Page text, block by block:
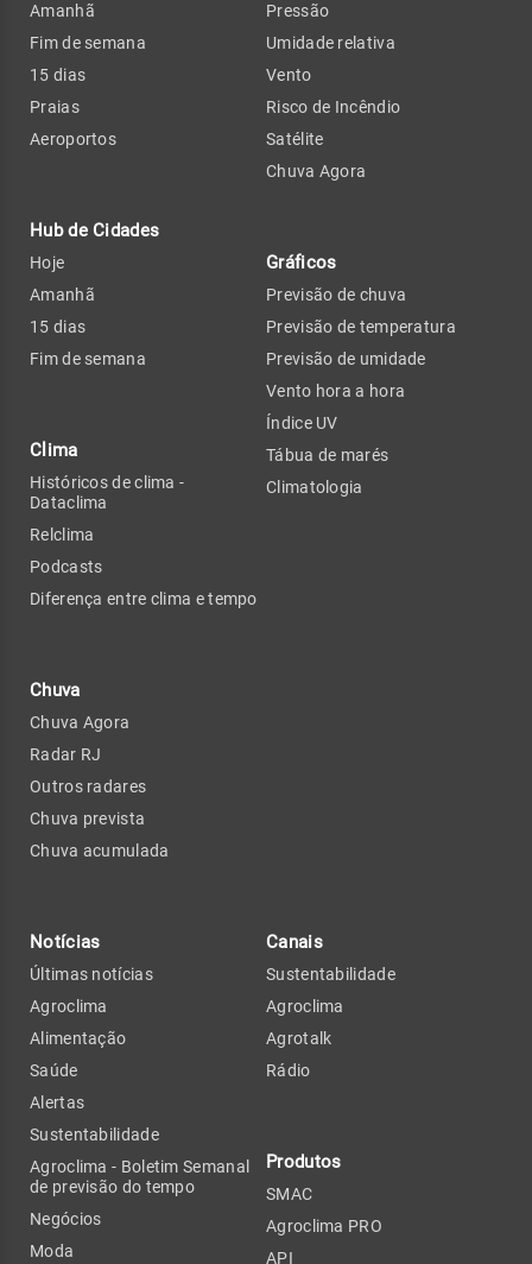
Amanhã
Fim de semana
15 dias
Praias
Aeroportos
Hub de Cidades
Hoje
Amanhã
15 dias
Fim de semana
Clima
Históricos de clima -
Dataclima
Relclima
Podcasts
Diferença entre clima e tempo
Chuva
Chuva Agora
Radar RJ
Outros radares
Chuva prevista
Chuva acumulada
Pressão
Umidade relativa
Vento
Risco de Incêndio
Satélite
Chuva Agora
Gráficos
Previsão de chuva
Previsão de temperatura
Previsão de umidade
Vento hora a hora
Índice UV
Tábua de marés
Climatologia
Notícias
Últimas notícias
Agroclima
Alimentação
Saúde
Alertas
Sustentabilidade
Agroclima - Boletim Semanal
de previsão do tempo
Negócios
Moda
Canais
Sustentabilidade
Agroclima
Agrotalk
Rádio
Produtos
SMAC
Agroclima PRO
API